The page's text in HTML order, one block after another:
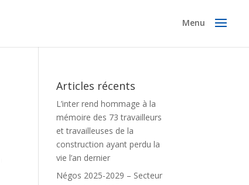
Articles récents
L’inter rend hommage à la
mémoire des 73 travailleurs
et travailleuses de la
construction ayant perdu la
vie l’an dernier
Négos 2025-2029 – Secteur